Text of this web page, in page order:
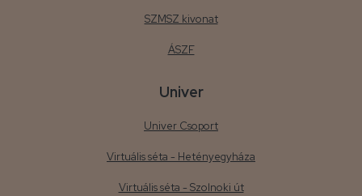
SZMSZ kivonat
ÁSZF
Univer
Univer Csoport
Virtuális séta - Hetényegyháza
Virtuális séta - Szolnoki út